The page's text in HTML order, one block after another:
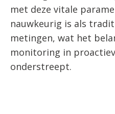
met deze vitale
nauwkeurig is als
metingen, wat het
monitoring in
onderstreept.